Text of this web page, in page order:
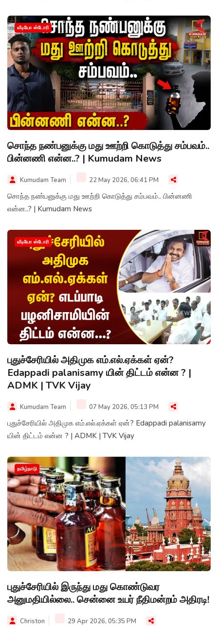
வெப்பநிலை 36-37°C வரை இருக்கும் எனவும், கடலோர பகுதிகளில்
பலத்த காற்று வீசக்கூடும் என்பதால் மீனவர்கள் எச்சரிக்கையாக
இருக்கவும் அறிவுறுத்தப்பட்டுள்ளது.
வீடியோ ஸ்டோரி
சொந்த நண்பனுக்கு மது ஊற்றி கொடுத்து சம்பவம்..
பின்னணி என்ன..? | Kumudam News
Kumudam Team 22 May 2026, 06:41 PM
சொந்த நண்பனுக்கு மது ஊற்றி கொடுத்து சம்பவம்.. பின்னணி
என்ன..? | Kumudam News
வீடியோ ஸ்டோரி
புதுச்சேரியில் அதிமுக எம்.எல்.ஏக்கள் ஏன்?
Edappadi palanisamy யின் திட்டம் என்ன ? |
ADMK | TVK Vijay
Kumudam Team 07 May 2026, 05:13 PM
புதுச்சேரியில் அதிமுக எம்.எல்.ஏக்கள் ஏன்? Edappadi palanisamy
யின் திட்டம் என்ன ? | ADMK | TVK Vijay
தமிழ்நாடு
புதுச்சேரியில் இருந்து மது கொண்டுவர
அனுமதியில்லை.. சென்னை உயர் நீதிமன்றம் அதிரடி!
Christon 29 Apr 2026, 05:35 PM